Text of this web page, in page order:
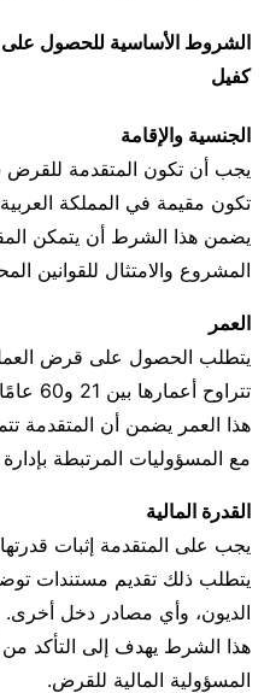
الشروط الأساسية للحصول
كفيل
الجنسية والإقامة
يجب أن تكون المتقدمة للقرض
تكون مقيمة في المملكة
يضمن هذا الشرط أن يتمكن
المشروع والامتثال للقوانين
العمر
يتطلب الحصول على قرض
تتراوح أعمارها بين 21 و60 عامًا.
هذا العمر يضمن أن المتقدمة
مع المسؤوليات المرتبطة بإدارة
القدرة المالية
يجب على المتقدمة إثبات
يتطلب ذلك تقديم مستندات
الديون، وأي مصادر دخل أخرى.
هذا الشرط يهدف إلى التأكد
المسؤولية المالية للقرض.